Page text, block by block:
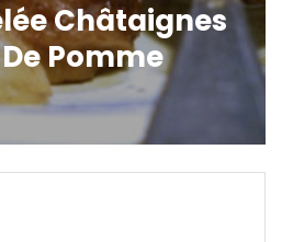
Châtaignes
Pomme